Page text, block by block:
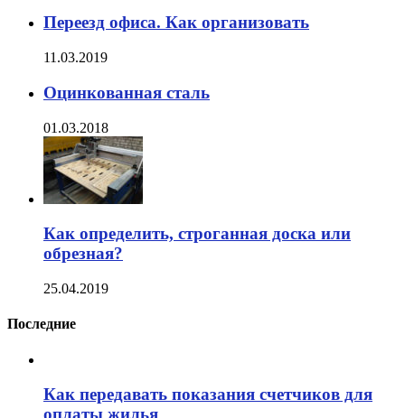
Переезд офиса. Как организовать
11.03.2019
Оцинкованная сталь
01.03.2018
Как определить, строганная доска или
обрезная?
25.04.2019
Последние
Как передавать показания счетчиков для